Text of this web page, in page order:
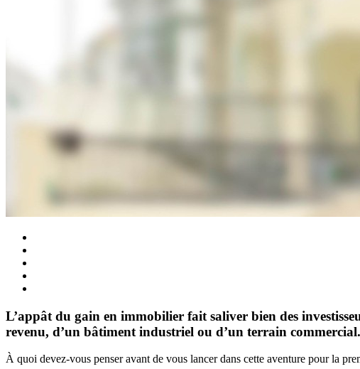
L’appât du gain en immobilier fait saliver bien des
revenu, d’un bâtiment industriel ou d’un terrain commercial.
À quoi devez-vous penser avant de vous lancer dans cette aventure pour la